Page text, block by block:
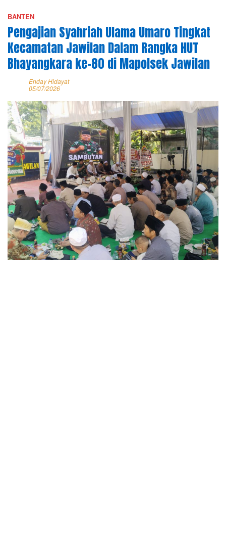
BANTEN
Pengajian Syahriah Ulama Umaro Tingkat
Kecamatan Jawilan Dalam Rangka HUT
Bhayangkara ke-80 di Mapolsek Jawilan
Enday Hidayat
05/07/2026